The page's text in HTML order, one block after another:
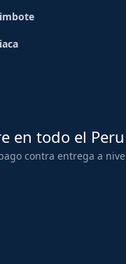
en todo el Peru
contra entrega a